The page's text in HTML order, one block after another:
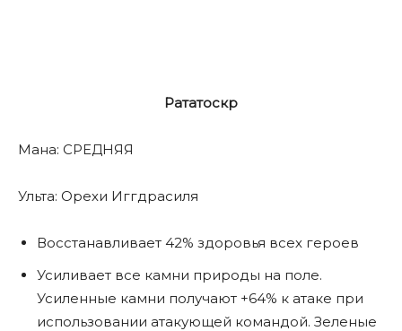
Рататоскр
Мана: СРЕДНЯЯ
Ульта: Орехи Иггдрасиля
Восстанавливает 42% здоровья всех героев
Усиливает все камни природы на поле.
Усиленные камни получают +64% к атаке при
использовании атакующей командой. Зеленые